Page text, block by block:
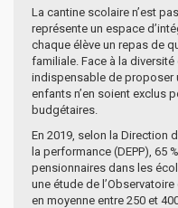
La cantine scolaire n’est
représente un espace
chaque élève un repas de
familiale. Face à la
indispensable de proposer
enfants n’en soient exclus
budgétaires.
En 2019, selon la Direction
la performance (DEPP), 65
pensionnaires dans les
une étude de
en moyenne entre 250 et